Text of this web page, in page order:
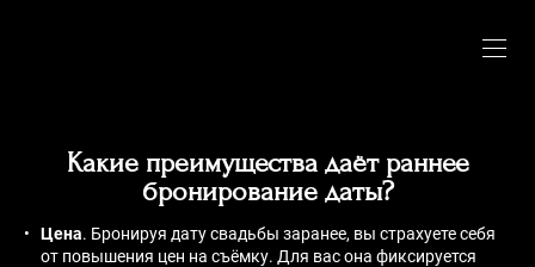
Какие преимущества даёт раннее
бронирование даты?
Цена. Бронируя дату свадьбы заранее, вы страхуете себя
от повышения цен на съёмку. Для вас она фиксируется